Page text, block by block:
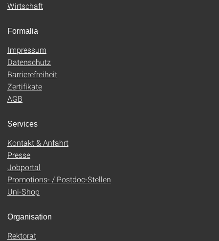
Wirtschaft
Formalia
Impressum
Datenschutz
Barrierefreiheit
Zertifikate
AGB
Services
Kontakt & Anfahrt
Presse
Jobportal
Promotions- / Postdoc-Stellen
Uni-Shop
Organisation
Rektorat